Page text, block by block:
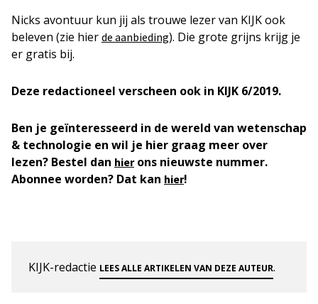
Nicks avontuur kun jij als trouwe lezer van KIJK ook
beleven (zie hier de aanbieding). Die grote grijns krijg je
er gratis bij.
Deze redactioneel verscheen ook in KIJK 6/2019.
Ben je geïnteresseerd in de wereld van wetenschap
& technologie en wil je hier graag meer over
lezen? Bestel dan hierons nieuwste nummer.
Abonnee worden? Dat kan hier!
KIJK-redactie LEES ALLE ARTIKELEN VAN DEZE AUTEUR.